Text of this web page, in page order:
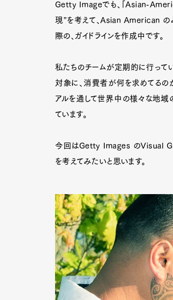
Getty Imageでも、「Asian-
現”を考えて、Asian American の
際の、ガイドラインを作成中です。
私たちのチームが定期的に行って
対象に、消費者が何を求めてるの
アルを通して世界中の様々な地域
ています。
今回はGetty Images のVisual
を考えてみたいと思います。